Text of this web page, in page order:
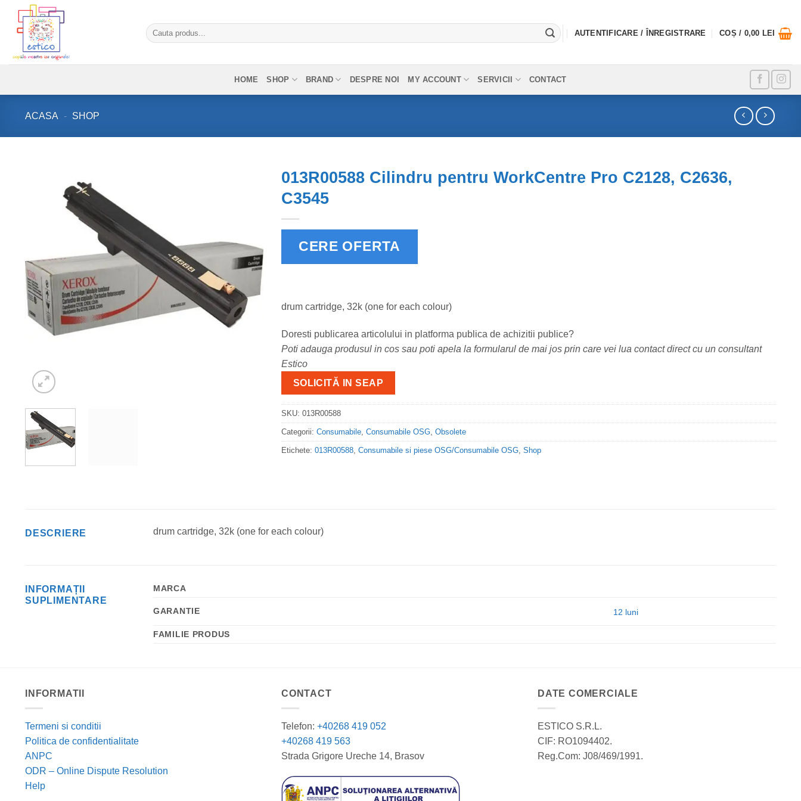
content
Caută
după:
AUTENTIFICARE / ÎNREGISTRARE COȘ / 0,00 LEI
HOME SHOP BRAND DESPRE NOI MY ACCOUNT SERVICII CONTACT
ACASA - SHOP
013R00588 Cilindru pentru WorkCentre Pro C2128, C2636,
C3545
CERE OFERTA
drum cartridge, 32k (one for each colour)
Doresti publicarea articolului in platforma publica de achizitii publice?
Poti adauga produsul in cos sau poti apela la formularul de mai jos prin care vei lua contact direct cu un consultant
Estico
SOLICITĂ IN SEAP
SKU: 013R00588
Categorii: Consumabile Consumabile OSG Obsolete
Etichete: 013R00588 Consumabile si piese OSG/Consumabile OSG Shop
DESCRIERE drum cartridge, 32k (one for each colour)
INFORMAȚII
SUPLIMENTARE
MARCA
GARANTIE 12 luni
FAMILIE PRODUS
INFORMATII
Termeni si conditii
Politica de confidentialitate
ANPC
ODR – Online Dispute Resolution
Help
CONTACT
Telefon: +40268 419 052
+40268 419 563
Strada Grigore Ureche 14, Brasov
DATE COMERCIALE
ESTICO S.R.L.
CIF: RO1094402.
Reg.Com: J08/469/1991.